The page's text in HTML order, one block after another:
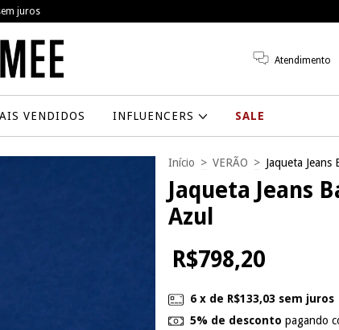
de R$799,00
Atendimento
VENDIDOS INFLUENCERS SALE
Início > VERÃO > Jaqueta Jeans
Jaqueta Jeans
Azul
R$798,20
6 x de R$133,03 sem juros
5% de desconto pagando